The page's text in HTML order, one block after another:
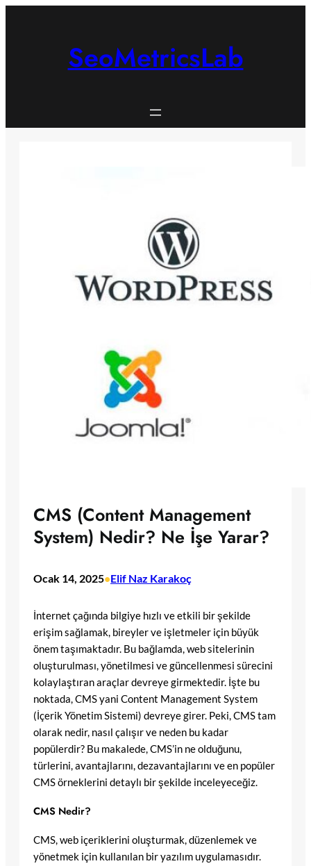
SeoMetricsLab
CMS (Content Management
System) Nedir? Ne İşe Yarar?
Ocak 14, 2025•Elif Naz Karakoç
İnternet çağında bilgiye hızlı ve etkili bir şekilde
erişim sağlamak, bireyler ve işletmeler için büyük
önem taşımaktadır. Bu bağlamda, web sitelerinin
oluşturulması, yönetilmesi ve güncellenmesi sürecini
kolaylaştıran araçlar devreye girmektedir. İşte bu
noktada, CMS yani Content Management System
(İçerik Yönetim Sistemi) devreye girer. Peki, CMS tam
olarak nedir, nasıl çalışır ve neden bu kadar
popülerdir? Bu makalede, CMS’in ne olduğunu,
türlerini, avantajlarını, dezavantajlarını ve en popüler
CMS örneklerini detaylı bir şekilde inceleyeceğiz.
CMS Nedir?
CMS, web içeriklerini oluşturmak, düzenlemek ve
yönetmek için kullanılan bir yazılım uygulamasıdır.